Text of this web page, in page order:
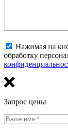
Нажимая на
обработку
Запрос цены